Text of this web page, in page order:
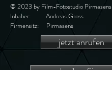
© 2023 by Film-Fotostudio Pirmasens
Inhaber: Andreas Gross
Firmensitz: Pirmasens
jetzt anrufen
schreiben Sie uns